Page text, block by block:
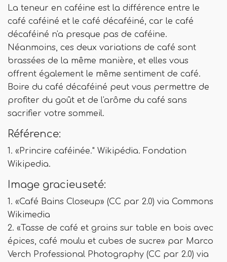
La teneur en caféine est la différence entre le
café caféiné et le café décaféiné, car le café
décaféiné n'a presque pas de caféine.
Néanmoins, ces deux variations de café sont
brassées de la même manière, et elles vous
offrent également le même sentiment de café.
Boire du café décaféiné peut vous permettre de
profiter du goût et de l'arôme du café sans
sacrifier votre sommeil.
Référence:
1. «Princire caféinée." Wikipédia. Fondation
Wikipedia.
Image gracieuseté:
1. «Café Bains Closeup» (CC par 2.0) via Commons
Wikimedia
2. «Tasse de café et grains sur table en bois avec
épices, café moulu et cubes de sucre» par Marco
Verch Professional Photography (CC par 2.0) via